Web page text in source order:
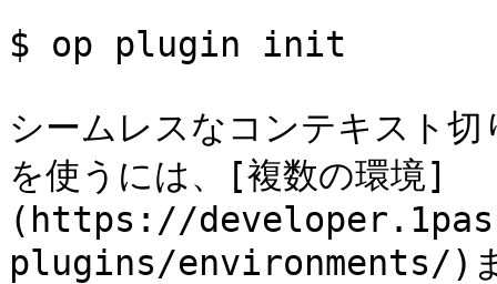
$ op plugin init
シームレスなコンテキスト
を使うには、[複数の環境]
(https://
plugins/environments/)ま